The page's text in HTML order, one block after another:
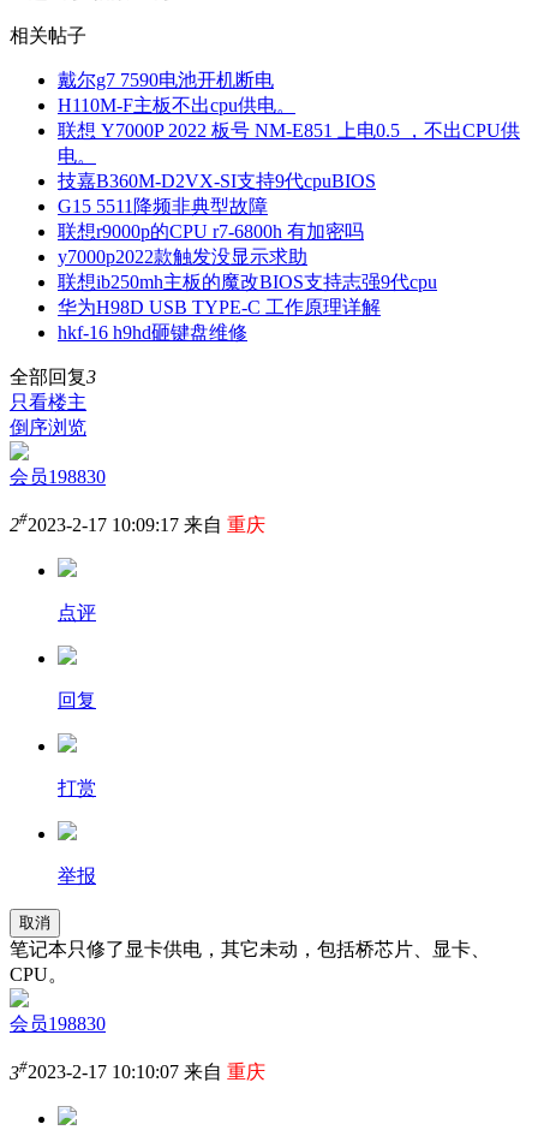
相关帖子
戴尔g7 7590电池开机断电
H110M-F主板不出cpu供电。
联想 Y7000P 2022 板号 NM-E851 上电0.5 ，不出CPU供
电。
技嘉B360M-D2VX-SI支持9代cpuBIOS
G15 5511降频非典型故障
联想r9000p的CPU r7-6800h 有加密吗
y7000p2022款触发没显示求助
联想ib250mh主板的魔改BIOS支持志强9代cpu
华为H98D USB TYPE-C 工作原理详解
hkf-16 h9hd砸键盘维修
全部回复3
只看楼主
倒序浏览
会员198830
2#2023-2-17 10:09:17 来自 重庆
点评
回复
打赏
举报
取消
笔记本只修了显卡供电，其它未动，包括桥芯片、显卡、
CPU。
会员198830
3#2023-2-17 10:10:07 来自 重庆